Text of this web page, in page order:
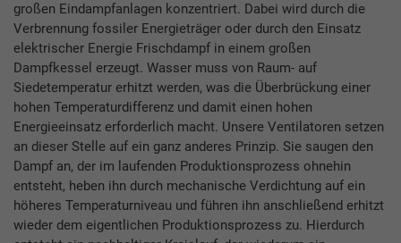
großen Eindampfanlagen konzentriert. Dabei wird durch die
Verbrennung fossiler Energieträger oder durch den Einsatz
elektrischer Energie Frischdampf in einem großen
Dampfkessel erzeugt. Wasser muss von Raum- auf
Siedetemperatur erhitzt werden, was die Überbrückung einer
hohen Temperaturdifferenz und damit einen hohen
Energieeinsatz erforderlich macht. Unsere Ventilatoren setzen
an dieser Stelle auf ein ganz anderes Prinzip. Sie saugen den
Dampf an, der im laufenden Produktionsprozess ohnehin
entsteht, heben ihn durch mechanische Verdichtung auf ein
höheres Temperaturniveau und führen ihn anschließend erhitzt
wieder dem eigentlichen Produktionsprozess zu. Hierdurch